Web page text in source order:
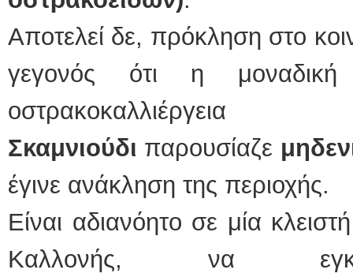
Αποτελεί δε, πρόκληση στο
γεγονός ότι η
Σκαμνιούδι παρουσίαζε
έγινε ανάκληση της περιοχής.
Είναι αδιανόητο σε μία
Καλλονής, να